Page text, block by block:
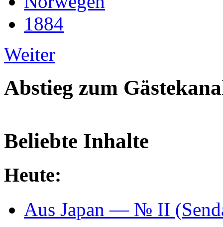
1884
Weiter
Abstieg zum
Beliebte Inhalte
Heute:
Aus Japan — № II